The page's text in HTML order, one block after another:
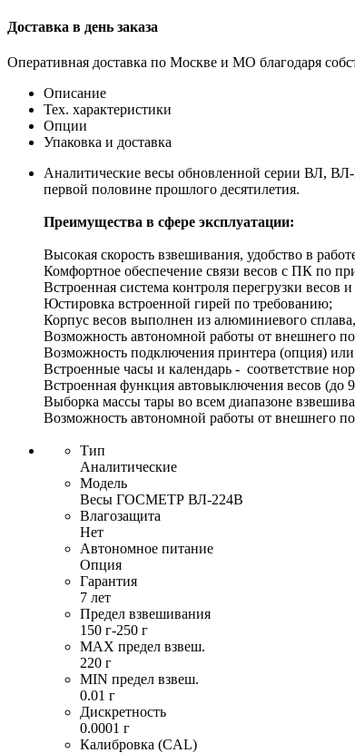
Доставка в день заказа
Оперативная доставка по Москве и МО благодаря
Описание
Тех. характеристики
Опции
Упаковка и доставка
Аналитические весы обновленной серии ВЛ,
первой половине прошлого десятилетия.
Преимущества в сфере эксплуатации:
Высокая скорость взвешивания, удобство в
Комфортное обеспечение связи весов с ПК по
Встроенная система контроля перегрузки
Юстировка встроенной гирей по требованию;
Корпус весов выполнен из алюминиевого
Возможность автономной работы от внешнего
Возможность подключения принтера (опция)
Встроенные часы и календарь - соответствие
Встроенная функция автовыключения весов (до
Выборка массы тары во всем диапазоне
Возможность автономной работы от внешнего
Тип
Аналитические
Модель
Весы ГОСМЕТР ВЛ-224В
Влагозащита
Нет
Автономное питание
Опция
Гарантия
7 лет
Предел взвешивания
150 г-250 г
MAX предел взвеш.
220 г
MIN предел взвеш.
0.01 г
Дискретность
0.0001 г
Калибровка (CAL)